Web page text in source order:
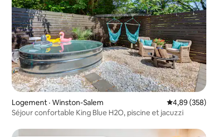
Logement · Winston-Salem Note
4,89 (358)
Séjour confortable King Blue H2O, piscine et jacuzzi